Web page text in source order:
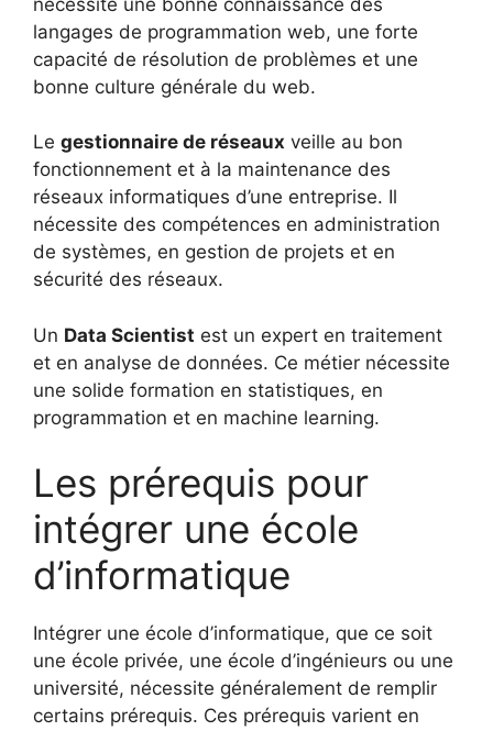
langages de programmation web, une forte
capacité de résolution de problèmes et une
bonne culture générale du web.
Le gestionnaire de réseaux veille au bon
fonctionnement et à la maintenance des
réseaux informatiques d’une entreprise. Il
nécessite des compétences en administration
de systèmes, en gestion de projets et en
sécurité des réseaux.
Un Data Scientist est un expert en traitement
et en analyse de données. Ce métier nécessite
une solide formation en statistiques, en
programmation et en machine learning.
Les prérequis pour
intégrer une école
d’informatique
Intégrer une école d’informatique, que ce soit
une école privée, une école d’ingénieurs ou une
université, nécessite généralement de remplir
certains prérequis. Ces prérequis varient en